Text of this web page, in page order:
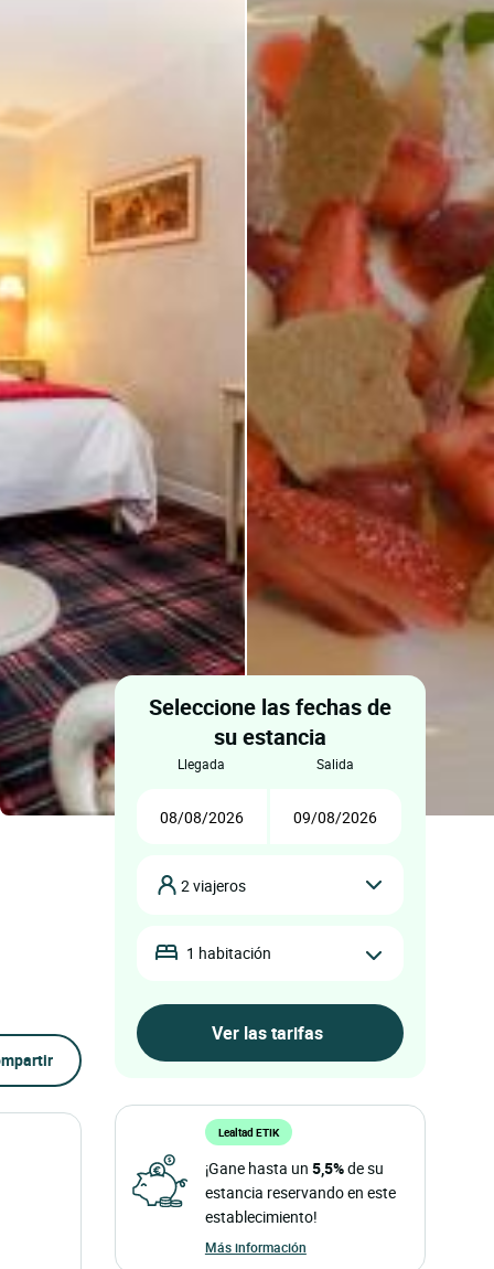
Seleccione las fechas de
su estancia
llegada salida
2 viajeros
1 habitación
Lealtad ETIK
¡Gane hasta un 5,5%de su
estancia reservando en este
establecimiento!
Más información